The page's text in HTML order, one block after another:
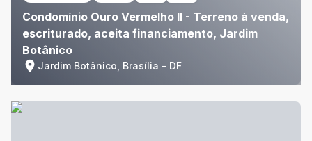
Condomínio Ouro Vermelho II - Terreno à venda,
escriturado, aceita financiamento, Jardim
Botânico
Jardim Botânico, Brasília - DF